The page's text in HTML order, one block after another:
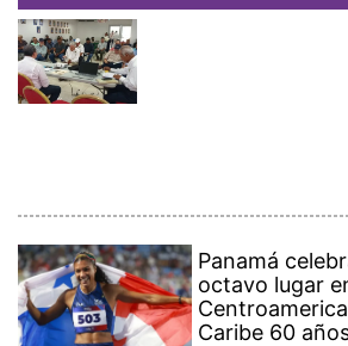
Panamá
octavo lugar
Caribe 60